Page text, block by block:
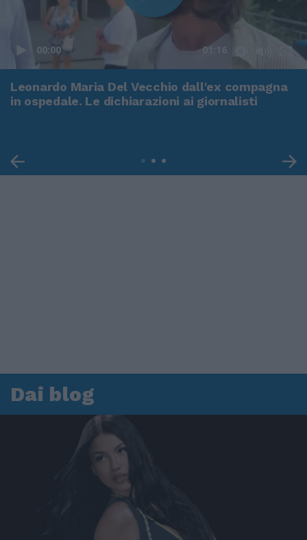
00:00 01:16
Leonardo Maria Del Vecchio dall'ex compagna
in ospedale. Le dichiarazioni ai giornalisti
Dai blog